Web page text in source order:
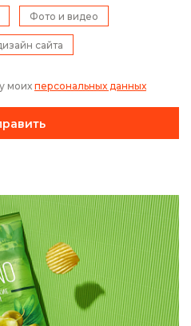
Фото и видео
сайта
моих персональных данных